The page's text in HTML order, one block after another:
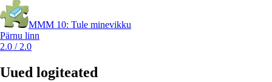
MMM 10: Tule minevikku
Pärnu linn
2.0 / 2.0
Uued logiteated